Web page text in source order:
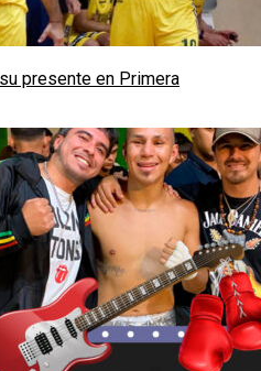
presente en Primera